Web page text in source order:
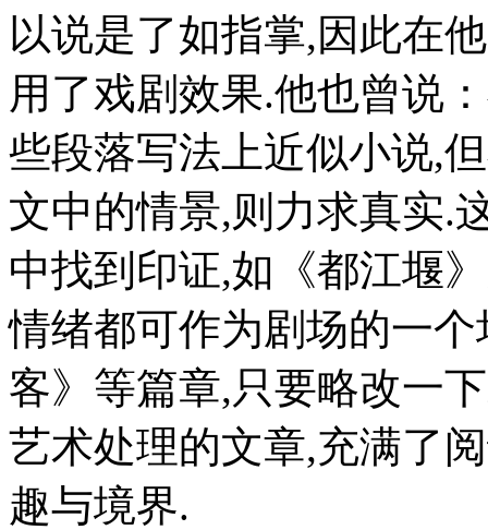
以说是了如指掌,因此在
用了戏剧效果.他也曾说
些段落写法上近似小说,
文中的情景,则力求真实.
中找到印证,如《都江堰
情绪都可作为剧场的一
客》等篇章,只要略改一
艺术处理的文章,充满了
趣与境界.